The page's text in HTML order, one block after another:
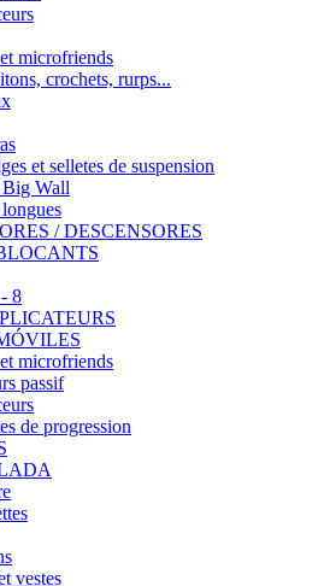
microfriends
crochets, rurps...
et selletes de suspension
Wall
/ DESCENSORES
8
microfriends
passif
de progression
vestes